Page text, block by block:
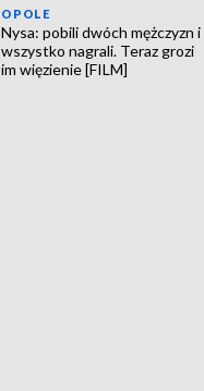
OPOLE
Nysa: pobili dwóch mężczyzn i
wszystko nagrali. Teraz grozi
im więzienie [FILM]